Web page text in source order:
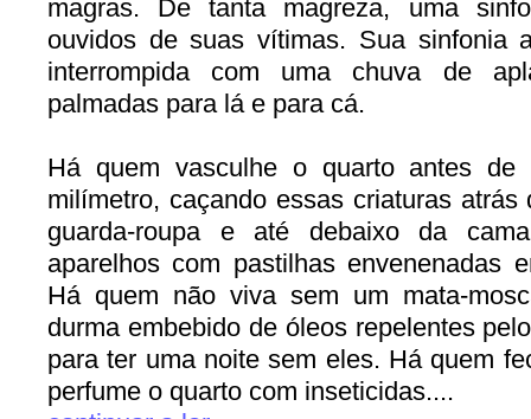
magras. De tanta magreza, uma
ouvidos de suas vítimas. Sua sinfonia
interrompida com uma chuva de
palmadas para lá e para cá.
Há quem vasculhe o quarto antes de
milímetro, caçando essas criaturas atrás
guarda-roupa e até debaixo da
aparelhos com pastilhas envenenadas
Há quem não viva sem um mata-
durma embebido de óleos repelentes
para ter uma noite sem eles. Há quem
perfume o quarto com inseticidas....